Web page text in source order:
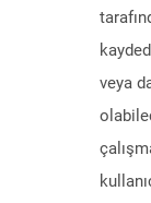
veya